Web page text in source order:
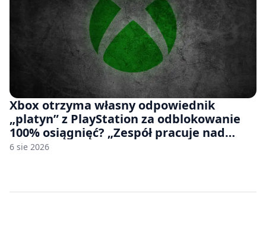
Xbox otrzyma własny odpowiednik
„platyn” z PlayStation za odblokowanie
100% osiągnięć? „Zespół pracuje nad
czymś, co ma się pojawić jeszcze w tym
6 sie 2026